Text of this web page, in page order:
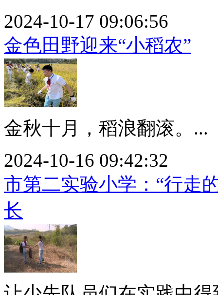
2024-10-17 09:06:56
金色田野迎来“小稻农”
金秋十月，稻浪翻滚。...
2024-10-16 09:42:32
市第二实验小学：“行走
长